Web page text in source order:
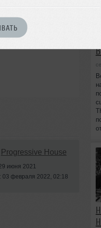
Progressive House
июня 2021
03 февраля 2022, 02:18